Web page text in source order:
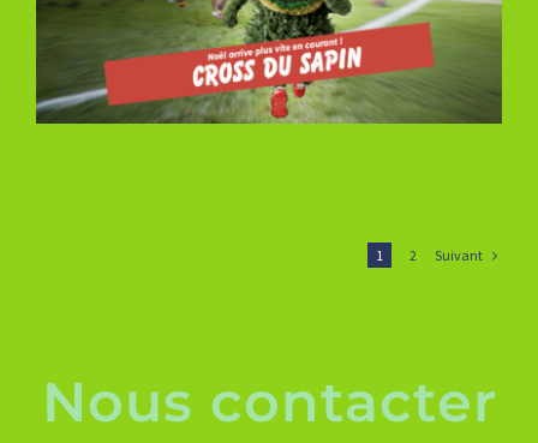
1 2 Suivant
Nous contacter